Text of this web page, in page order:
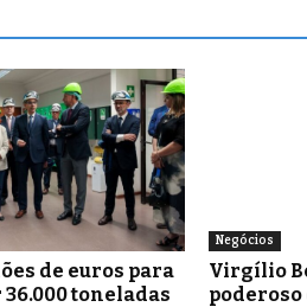
de euros para
toneladas
Negócios
Virgílio